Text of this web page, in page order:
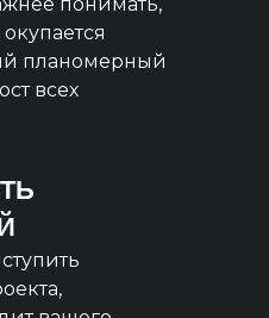
планомерный
всех